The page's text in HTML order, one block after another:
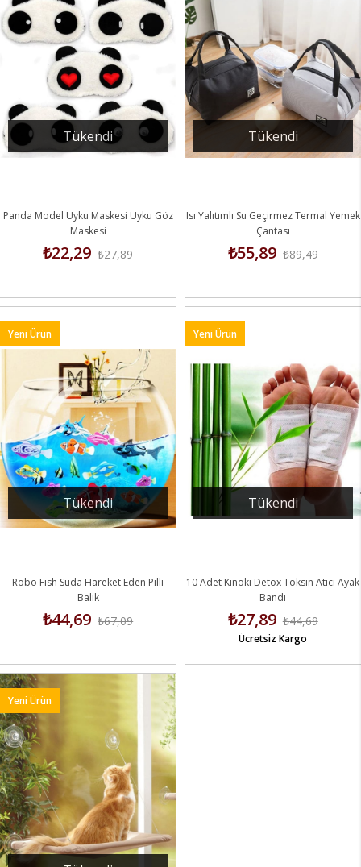
Tükendi
Panda Model Uyku Maskesi Uyku Göz
Maskesi
₺22,29 ₺27,89
Tükendi
Isı Yalıtımlı Su Geçirmez Termal Yemek
Çantası
₺55,89 ₺89,49
Tükendi
Robo Fish Suda Hareket Eden Pilli
Balık
₺44,69 ₺67,09
Yeni Ürün
Tükendi
10 Adet Kinoki Detox Toksin Atıcı Ayak
Bandı
₺27,89 ₺44,69
Ücretsiz Kargo
Yeni Ürün
Yeni Ürün